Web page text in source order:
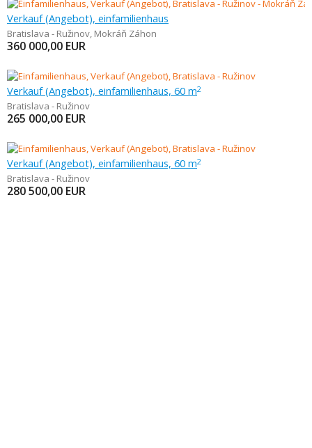
Verkauf (Angebot), einfamilienhaus
Bratislava - Ružinov, Mokráň Záhon
360 000,00 EUR
Verkauf (Angebot), einfamilienhaus, 60 m2
Bratislava - Ružinov
265 000,00 EUR
Verkauf (Angebot), einfamilienhaus, 60 m2
Bratislava - Ružinov
280 500,00 EUR